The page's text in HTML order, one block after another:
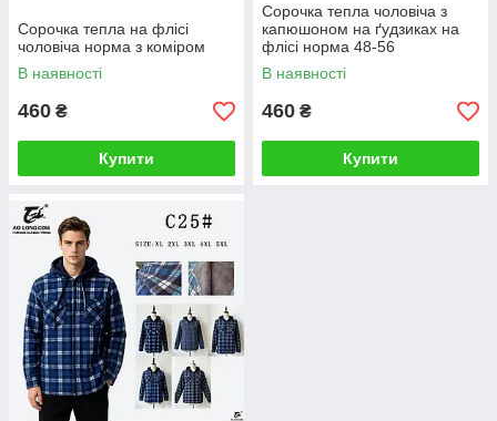
Сорочка тепла на флісі
чоловіча норма з коміром
В наявності
460 ₴
Купити
Сорочка тепла чоловіча з
капюшоном на ґудзиках на
флісі норма 48-56
В наявності
460 ₴
Купити